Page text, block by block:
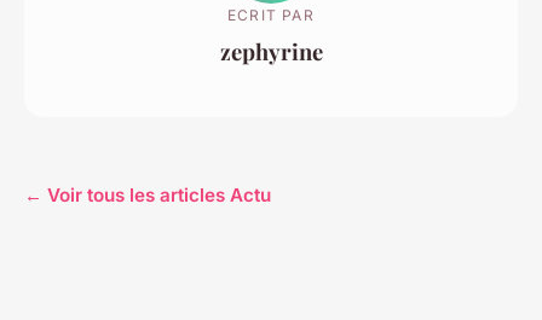
ECRIT PAR
zephyrine
← Voir tous les articles Actu